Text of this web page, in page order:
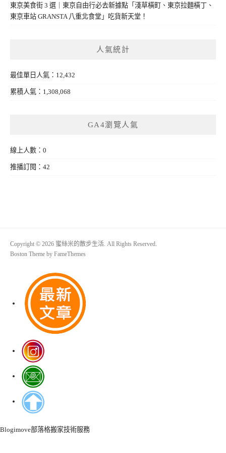
東京美食街 3 選｜東京自由行必去新據點「淺草橫町、東京拉麵橫丁、
東京車站 GRANSTA 八重北食堂」吃貨新天堂！
人氣統計
最佳單日人氣：12,432
累積人氣：1,308,068
GA4瀏覽人氣
線上人數：0
推播訂閱：42
Copyright © 2026 蜜絲米的散步生活. All Rights Reserved.
Boston Theme by FameThemes
Blogimove部落格搬家技術服務